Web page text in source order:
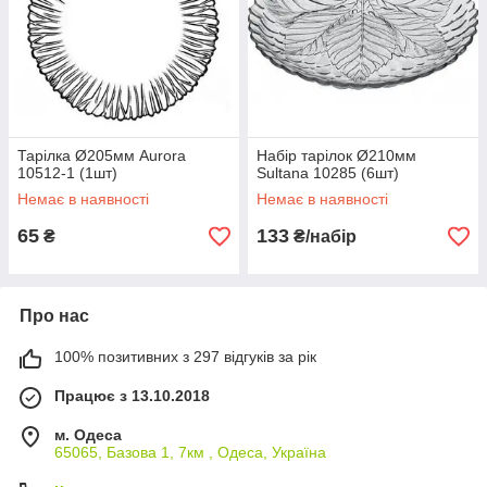
Тарілка Ø205мм Aurora
10512-1 (1шт)
Немає в наявності
65 ₴
Набір тарілок Ø210мм
Sultana 10285 (6шт)
Немає в наявності
133 ₴/набір
Про нас
100% позитивних з 297 відгуків за рік
Працює з 13.10.2018
м. Одеса
65065, Базова 1, 7км , Одеса, Україна